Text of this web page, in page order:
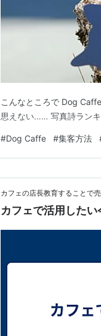
こんなところで Dog
思えない…… 写真詩ラン
#Dog Caffe #集客方法
カフェの店長教育することで
カフェで活用した